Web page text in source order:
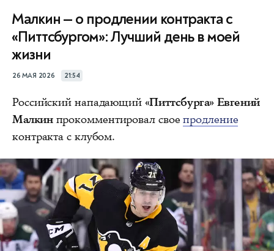
Малкин — о продлении контракта с
«Питтсбургом»: Лучший день в моей
жизни
26 МАЯ 2026 21:54
Российский нападающий «Питтсбурга» Евгений
Малкинпрокомментировал своепродление
контракта с клубом.